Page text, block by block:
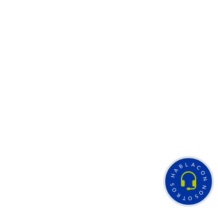
H
A
B L A C
O
N
N
O
S
O
T
R
O
S